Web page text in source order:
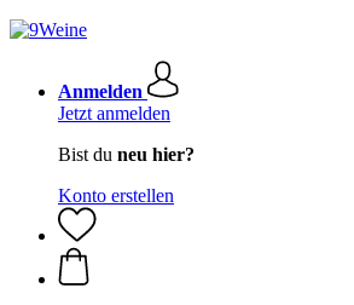
Anmelden
Jetzt anmelden
Bist du neu hier?
Konto erstellen